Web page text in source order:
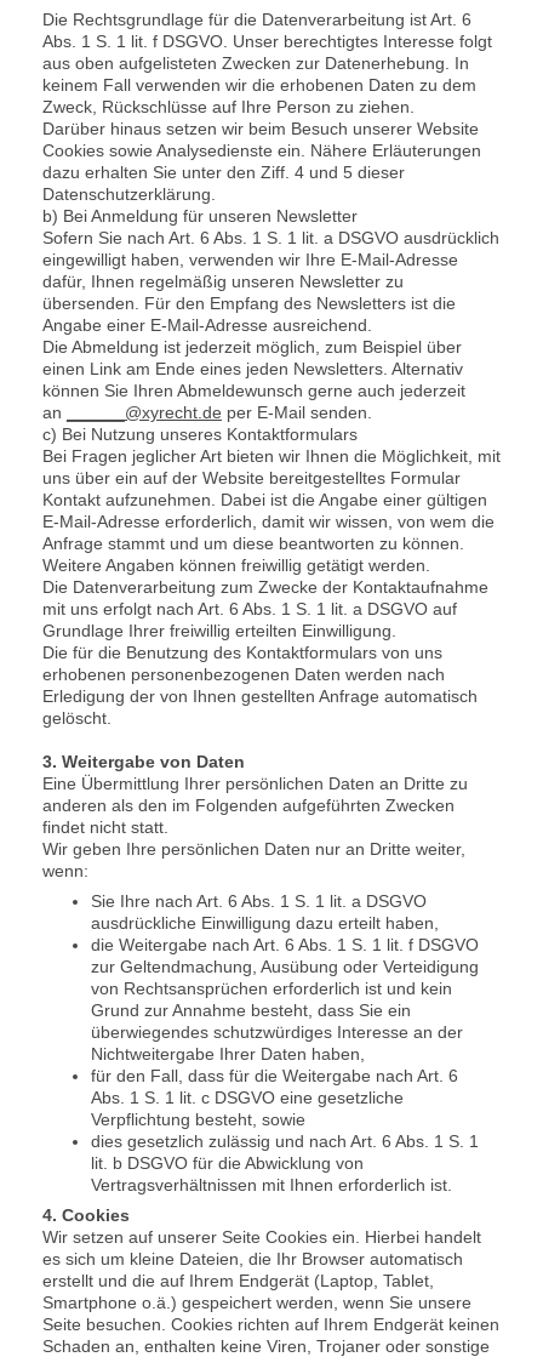
Die Rechtsgrundlage für die Datenverarbeitung ist Art. 6
Abs. 1 S. 1 lit. f DSGVO. Unser berechtigtes Interesse folgt
aus oben aufgelisteten Zwecken zur Datenerhebung. In
keinem Fall verwenden wir die erhobenen Daten zu dem
Zweck, Rückschlüsse auf Ihre Person zu ziehen.
Darüber hinaus setzen wir beim Besuch unserer Website
Cookies sowie Analysedienste ein. Nähere Erläuterungen
dazu erhalten Sie unter den Ziff. 4 und 5 dieser
Datenschutzerklärung.
b) Bei Anmeldung für unseren Newsletter
Sofern Sie nach Art. 6 Abs. 1 S. 1 lit. a DSGVO ausdrücklich
eingewilligt haben, verwenden wir Ihre E-Mail-Adresse
dafür, Ihnen regelmäßig unseren Newsletter zu
übersenden. Für den Empfang des Newsletters ist die
Angabe einer E-Mail-Adresse ausreichend.
Die Abmeldung ist jederzeit möglich, zum Beispiel über
einen Link am Ende eines jeden Newsletters. Alternativ
können Sie Ihren Abmeldewunsch gerne auch jederzeit
an
______@xyrecht.de per E-Mail senden.
c) Bei Nutzung unseres Kontaktformulars
Bei Fragen jeglicher Art bieten wir Ihnen die Möglichkeit, mit
uns über ein auf der Website bereitgestelltes Formular
Kontakt aufzunehmen. Dabei ist die Angabe einer gültigen
E-Mail-Adresse erforderlich, damit wir wissen, von wem die
Anfrage stammt und um diese beantworten zu können.
Weitere Angaben können freiwillig getätigt werden.
Die Datenverarbeitung zum Zwecke der Kontaktaufnahme
mit uns erfolgt nach Art. 6 Abs. 1 S. 1 lit. a DSGVO auf
Grundlage Ihrer freiwillig erteilten Einwilligung.
Die für die Benutzung des Kontaktformulars von uns
erhobenen personenbezogenen Daten werden nach
Erledigung der von Ihnen gestellten Anfrage automatisch
gelöscht.
3. Weitergabe von Daten
Eine Übermittlung Ihrer persönlichen Daten an Dritte zu
anderen als den im Folgenden aufgeführten Zwecken
findet nicht statt.
Wir geben Ihre persönlichen Daten nur an Dritte weiter,
wenn:
Sie Ihre nach Art. 6 Abs. 1 S. 1 lit. a DSGVO
ausdrückliche Einwilligung dazu erteilt haben,
die Weitergabe nach Art. 6 Abs. 1 S. 1 lit. f DSGVO
zur Geltendmachung, Ausübung oder Verteidigung
von Rechtsansprüchen erforderlich ist und kein
Grund zur Annahme besteht, dass Sie ein
überwiegendes schutzwürdiges Interesse an der
Nichtweitergabe Ihrer Daten haben,
für den Fall, dass für die Weitergabe nach Art. 6
Abs. 1 S. 1 lit. c DSGVO eine gesetzliche
Verpflichtung besteht, sowie
dies gesetzlich zulässig und nach Art. 6 Abs. 1 S. 1
lit. b DSGVO für die Abwicklung von
Vertragsverhältnissen mit Ihnen erforderlich ist.
4. Cookies
Wir setzen auf unserer Seite Cookies ein. Hierbei handelt
es sich um kleine Dateien, die Ihr Browser automatisch
erstellt und die auf Ihrem Endgerät (Laptop, Tablet,
Smartphone o.ä.) gespeichert werden, wenn Sie unsere
Seite besuchen. Cookies richten auf Ihrem Endgerät keinen
Schaden an, enthalten keine Viren, Trojaner oder sonstige